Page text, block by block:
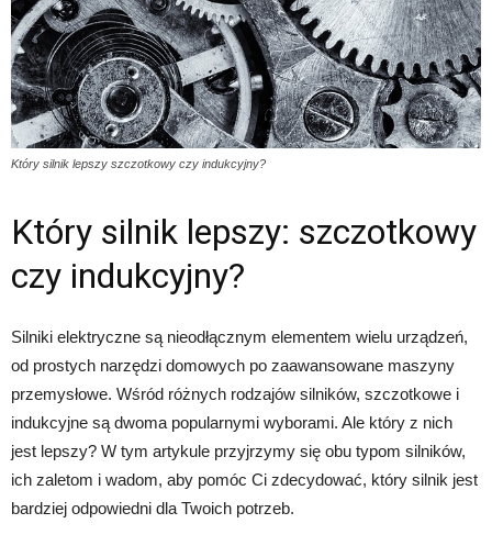
Który silnik lepszy szczotkowy czy indukcyjny?
Który silnik lepszy: szczotkowy
czy indukcyjny?
Silniki elektryczne są nieodłącznym elementem wielu urządzeń,
od prostych narzędzi domowych po zaawansowane maszyny
przemysłowe. Wśród różnych rodzajów silników, szczotkowe i
indukcyjne są dwoma popularnymi wyborami. Ale który z nich
jest lepszy? W tym artykule przyjrzymy się obu typom silników,
ich zaletom i wadom, aby pomóc Ci zdecydować, który silnik jest
bardziej odpowiedni dla Twoich potrzeb.